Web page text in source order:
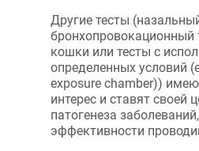
Другие тесты
бронхопровокационный
кошки или тесты с
определенных условий
exposure chamber))
интерес и ставят своей
патогенеза
эффективности